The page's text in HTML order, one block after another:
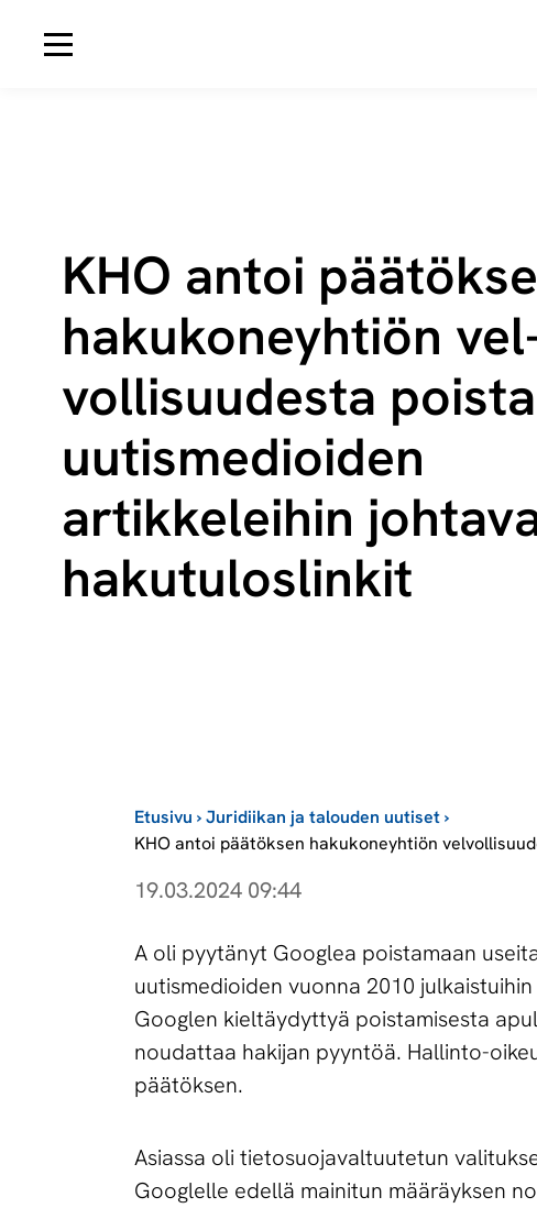
KHO antoi
hakukoneyhtiön
vol­li­suu­des­ta
uutismedioiden
artikkeleihin
hakutuloslinkit
Etusivu ›Juridiikan ja talouden uutiset›
KHO antoi päätöksen hakukoneyhtiön
19.03.2024 09:44
A oli pyytänyt Googlea poistamaan
uutismedioiden vuonna 2010
Googlen kieltäydyttyä poistamisesta
noudattaa hakijan pyyntöä. Hallinto-
päätöksen.
Asiassa oli tietosuojavaltuutetun
Googlelle edellä mainitun määräyksen